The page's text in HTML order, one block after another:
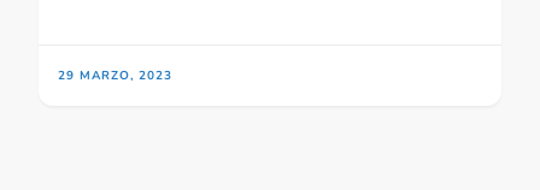
29 MARZO, 2023